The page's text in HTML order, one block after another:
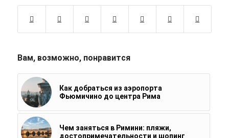
Вам, возможно, понравится
Как добраться из аэропорта
Фьюмичино до центра Рима
Чем заняться в Римини: пляжи,
достопримечательности и шопинг